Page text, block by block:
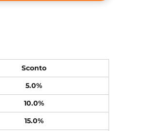
Sconto
5.0%
10.0%
15.0%